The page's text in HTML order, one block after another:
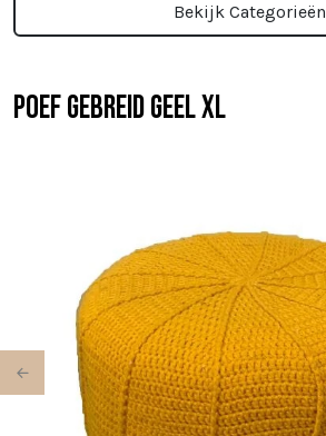
Bekijk Categorieën
Poef gebreid geel XL
Previous